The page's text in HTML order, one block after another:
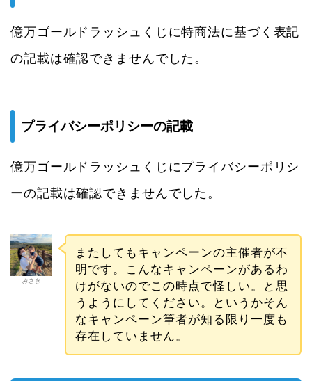
億万ゴールドラッシュくじに特商法に基づく表記
の記載は確認できませんでした。
プライバシーポリシーの記載
億万ゴールドラッシュくじにプライバシーポリシ
ーの記載は確認できませんでした。
みさき
またしてもキャンペーンの主催者が不
明です。こんなキャンペーンがあるわ
けがないのでこの時点で怪しい。と思
うようにしてください。というかそん
なキャンペーン筆者が知る限り一度も
存在していません。